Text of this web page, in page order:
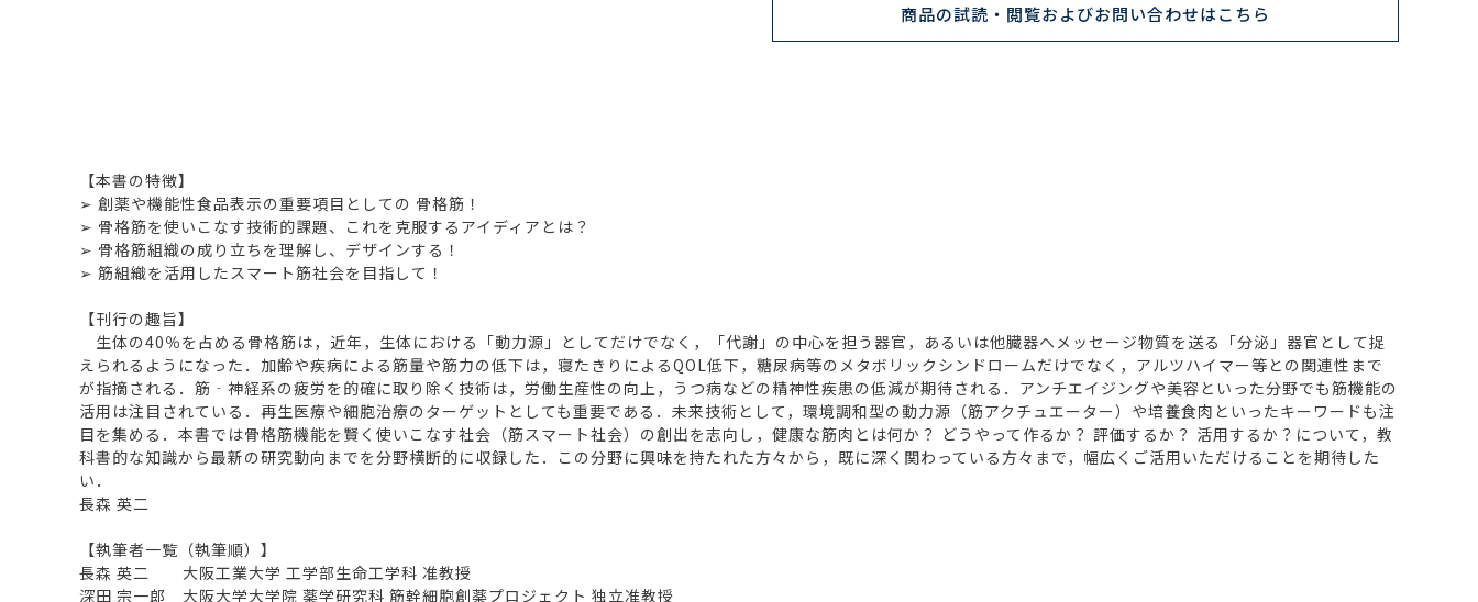
商品の試読・閲覧およびお問い合わせはこちら
【本書の特徴】
➢ 創薬や機能性食品表示の重要項目としての 骨格筋！
➢ 骨格筋を使いこなす技術的課題、これを克服するアイディアとは？
➢ 骨格筋組織の成り立ちを理解し、デザインする！
➢ 筋組織を活用したスマート筋社会を目指して！
【刊行の趣旨】
生体の40％を占める骨格筋は，近年，生体における「動力源」としてだけでなく，「代謝」の中心を担う器官，あるいは他臓器へメッセージ物質を送る「分泌」器官として捉
えられるようになった．加齢や疾病による筋量や筋力の低下は，寝たきりによるQOL低下，糖尿病等のメタボリックシンドロームだけでなく，アルツハイマー等との関連性まで
が指摘される．筋‐神経系の疲労を的確に取り除く技術は，労働生産性の向上，うつ病などの精神性疾患の低減が期待される．アンチエイジングや美容といった分野でも筋機能の
活用は注目されている．再生医療や細胞治療のターゲットとしても重要である．未来技術として，環境調和型の動力源（筋アクチュエーター）や培養食肉といったキーワードも注
目を集める．本書では骨格筋機能を賢く使いこなす社会（筋スマート社会）の創出を志向し，健康な筋肉とは何か？ どうやって作るか？ 評価するか？ 活用するか？について，教
科書的な知識から最新の研究動向までを分野横断的に収録した．この分野に興味を持たれた方々から，既に深く関わっている方々まで，幅広くご活用いただけることを期待した
い．
長森 英二
【執筆者一覧（執筆順）】
長森 英二 大阪工業大学 工学部生命工学科 准教授
深田 宗一郎 大阪大学大学院 薬学研究科 筋幹細胞創薬プロジェクト 独立准教授